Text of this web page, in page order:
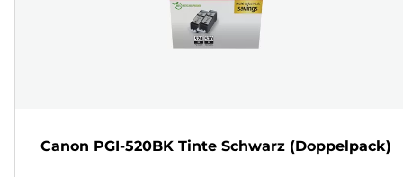
Canon PGI-520BK Tinte Schwarz (Doppelpack)